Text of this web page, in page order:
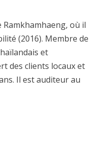
Ramkhamhaeng, où il
(2016). Membre de
et
des clients locaux et
Il est auditeur au